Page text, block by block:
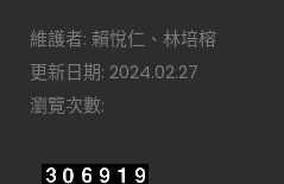
維護者: 賴悅仁、林培榕
更新日期: 2024.02.27
瀏覽次數: